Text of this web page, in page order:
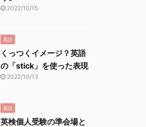
2022/10/15
英語
くっつくイメージ？英語
の「stick」を使った表現
2022/10/13
英語
英検個人受験の準会場と